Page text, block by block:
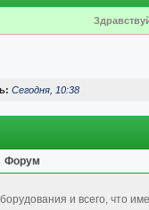
Сегодня, 10:38
Форум
и всего, что